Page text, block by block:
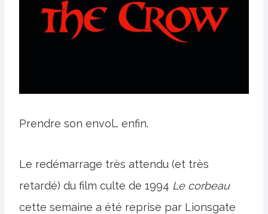
Prendre son envol… enfin.
Le redémarrage très attendu (et très
retardé) du film culte de 1994 Le corbeau
cette semaine a été reprise par Lionsgate